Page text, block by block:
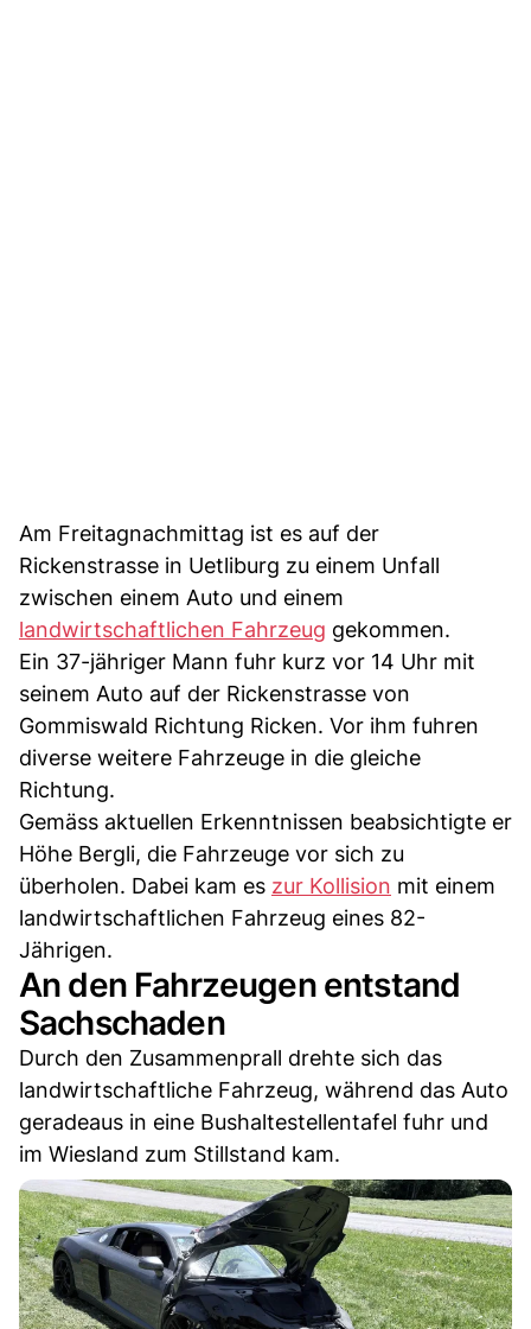
Am Freitagnachmittag ist es auf der
Rickenstrasse in Uetliburg zu einem Unfall
zwischen einem Auto und einem
landwirtschaftlichen Fahrzeug gekommen.
Ein 37-jähriger Mann fuhr kurz vor 14 Uhr mit
seinem Auto auf der Rickenstrasse von
Gommiswald Richtung Ricken. Vor ihm fuhren
diverse weitere Fahrzeuge in die gleiche
Richtung.
Gemäss aktuellen Erkenntnissen beabsichtigte er
Höhe Bergli, die Fahrzeuge vor sich zu
überholen. Dabei kam es zur Kollision mit einem
landwirtschaftlichen Fahrzeug eines 82-
Jährigen.
An den Fahrzeugen entstand
Sachschaden
Durch den Zusammenprall drehte sich das
landwirtschaftliche Fahrzeug, während das Auto
geradeaus in eine Bushaltestellentafel fuhr und
im Wiesland zum Stillstand kam.